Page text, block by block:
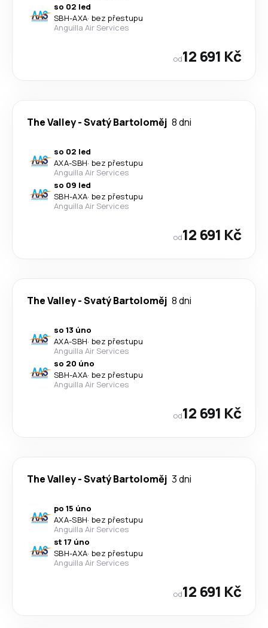
so 02 led
SBH-AXA· bez přestupu
Anguilla Air Services
od12 691 Kč
The Valley-Svatý Bartoloměj 8 dni
so 02 led
AXA-SBH· bez přestupu
Anguilla Air Services
so 09 led
SBH-AXA· bez přestupu
Anguilla Air Services
od12 691 Kč
The Valley-Svatý Bartoloměj 8 dni
so 13 úno
AXA-SBH· bez přestupu
Anguilla Air Services
so 20 úno
SBH-AXA· bez přestupu
Anguilla Air Services
od12 691 Kč
The Valley-Svatý Bartoloměj 3 dni
po 15 úno
AXA-SBH· bez přestupu
Anguilla Air Services
st 17 úno
SBH-AXA· bez přestupu
Anguilla Air Services
od12 691 Kč